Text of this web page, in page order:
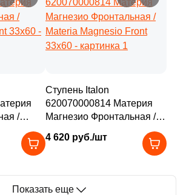
/
33x60
Ступень Italon
620070000814 Материя
Магнезио Фронтальная /
33x60
4 620 руб./шт
Показать еще